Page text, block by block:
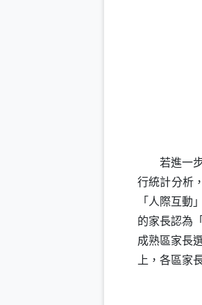
若進一步
行統計分析
「人際互動
的家長認為
成熟區家長
上，各區家